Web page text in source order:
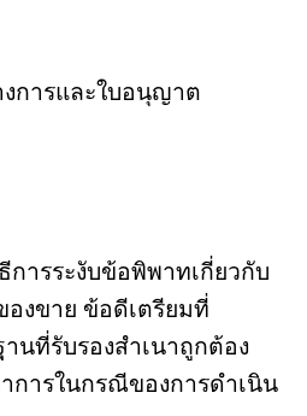
การและใบอนุญาต
ารระงับข้อพิพาทเกี่ยวกับ
งขาย ข้อดีเตรียมที่
ที่รับรองสำเนาถูกต้อง
การในกรณีของการดำเนิน